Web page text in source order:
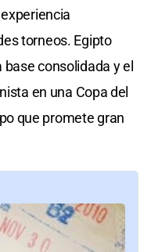
torneos. Egipto
consolidada y el
en una Copa del
que promete gran